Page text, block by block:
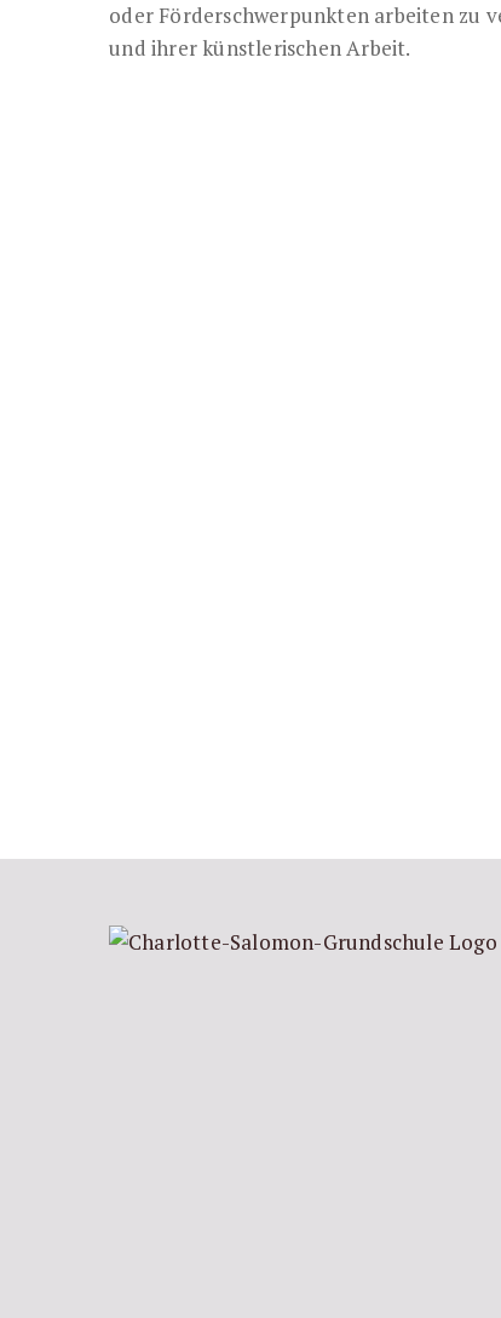
oder Förderschwerpunkten arbeiten zu
und ihrer künstlerischen Arbeit.